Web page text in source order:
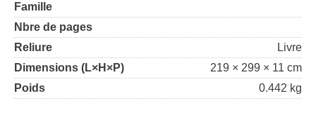
Famille
Nbre de pages
Reliure
Livre
Dimensions (L×H×P)
219 × 299 × 11 cm
Poids
0.442 kg